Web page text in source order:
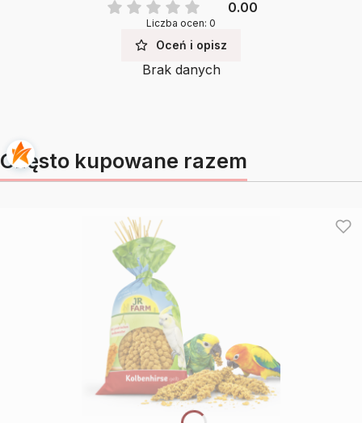
0.00
Liczba ocen: 0
Oceń i opisz
Brak danych
Często kupowane razem